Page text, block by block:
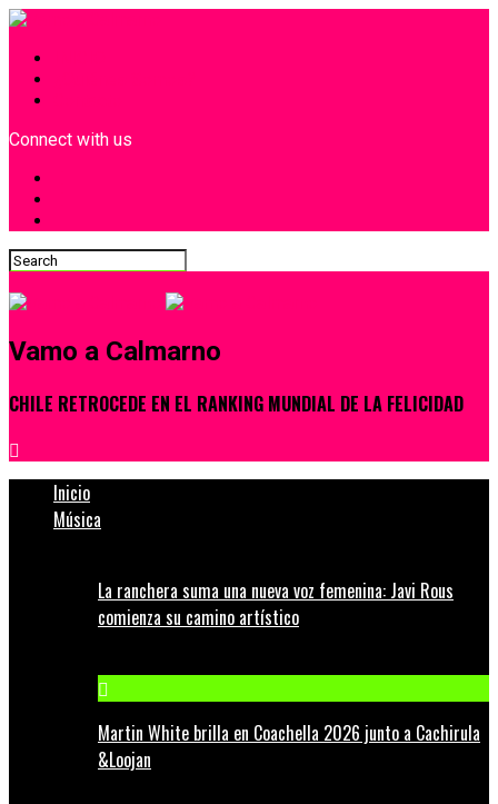
Connect with us
Vamo a Calmarno
CHILE RETROCEDE EN EL RANKING MUNDIAL DE LA FELICIDAD
Inicio
Música
La ranchera suma una nueva voz femenina: Javi Rous
comienza su camino artístico
Martin White brilla en Coachella 2026 junto a Cachirula
&Loojan